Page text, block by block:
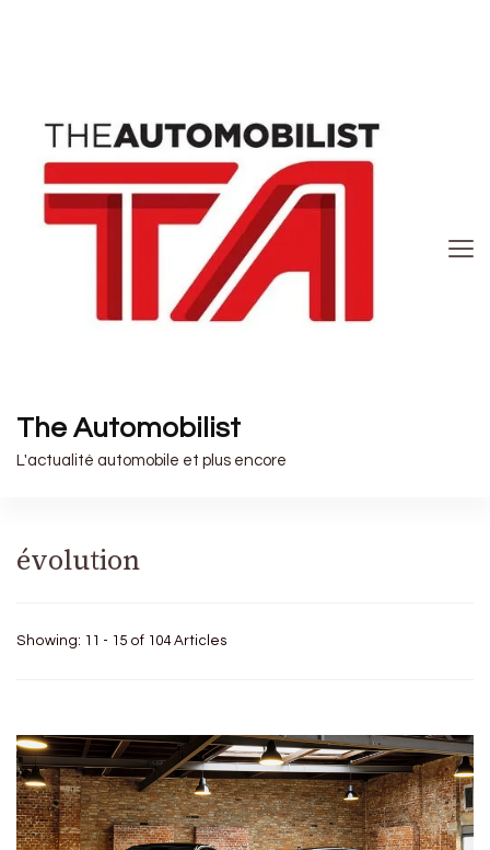
The Automobilist
L'actualité automobile et plus encore
évolution
Showing: 11 - 15 of 104 Articles